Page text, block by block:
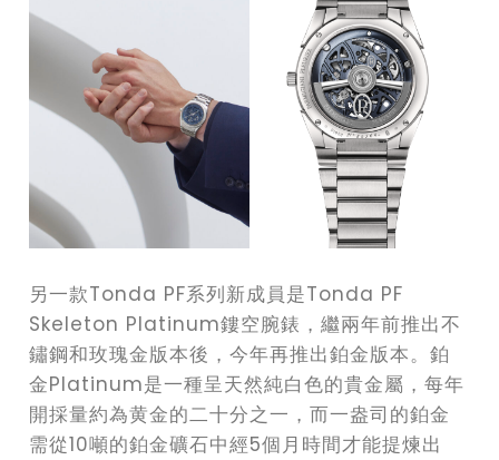
另一款Tonda PF系列新成員是Tonda PF
Skeleton Platinum鏤空腕錶，繼兩年前推出不
鏽鋼和玫瑰金版本後，今年再推出鉑金版本。鉑
金Platinum是一種呈天然純白色的貴金屬，每年
開採量約為黄金的二十分之一，而一盎司的鉑金
需從10噸的鉑金礦石中經5個月時間才能提煉出